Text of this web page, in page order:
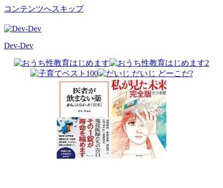
コンテンツへスキップ
Dev-Dev